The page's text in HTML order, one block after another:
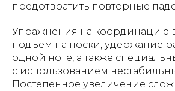
предотвратить повторные
Упражнения на координацию
подъем на носки, удержание
одной ноге, а также
с использованием
Постепенное увеличение